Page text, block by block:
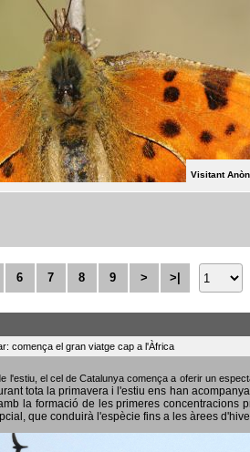
Visitant
6 7 8 9 > >|
comença el gran viatge cap a l'Àfrica
l'estiu, el cel de Catalunya comença a oferir un
tota la primavera i l'estiu ens han
la formació de les primeres concentracions
que conduirà l'espècie fins a les àrees